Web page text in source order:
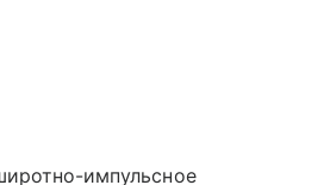
импульсное